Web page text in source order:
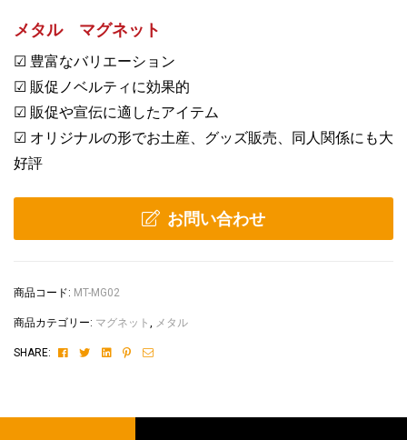
メタル マグネット
☑ 豊富なバリエーション
☑ 販促ノベルティに効果的
☑ 販促や宣伝に適したアイテム
☑ オリジナルの形でお土産、グッズ販売、同人関係にも大
好評
お問い合わせ
商品コード: MT-MG02
商品カテゴリー: マグネット メタル
SHARE: FacebookTwitterLinkedinPinterest
Email